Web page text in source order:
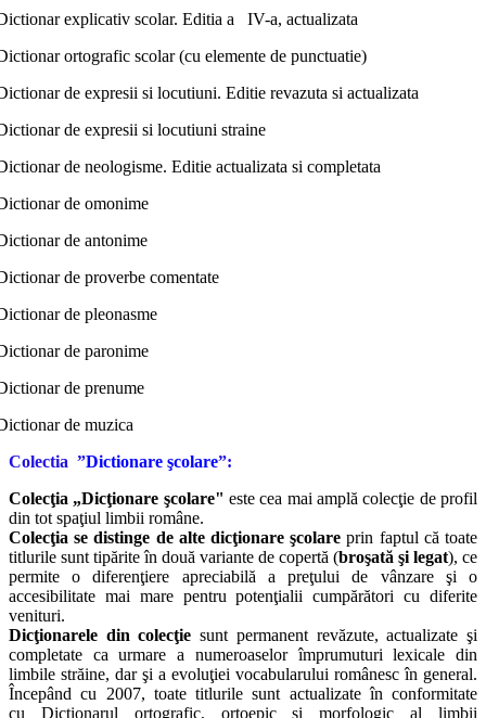
explicativ scolar. Editia a
IV-a, actualizata
ortografic scolar (cu elemente de punctuatie)
de expresii si locutiuni. Editie revazuta si actualizata
de expresii si locutiuni straine
de neologisme. Editie actualizata si completata
de omonime
de antonime
de proverbe comentate
de pleonasme
de paronime
de prenume
de muzica
Colectia ”Dictionare şcolare”:
Colecţia „Dicţionare şcolare" este cea mai amplă colecţie de profil
din tot spaţiul limbii române.
Colecţia se distinge de alte dicţionare şcolare prin faptul că toate
titlurile sunt tipărite în două variante de copertă (broşată şi legat), ce
permite o diferenţiere apreciabilă a preţului de vânzare şi o
accesibilitate mai mare pentru potenţialii cumpărători cu diferite
venituri.
Dicţionarele din colecţie sunt permanent revăzute, actualizate şi
completate ca urmare a numeroaselor împrumuturi lexicale din
limbile străine, dar şi a evoluţiei vocabularului românesc în general.
Începând cu 2007, toate titlurile sunt actualizate în conformitate
cu Dicţionarul ortografic, ortoepic şi morfologic al limbii